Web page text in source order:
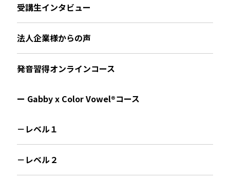
受講生インタビュー
法人企業様からの声
発音習得オンラインコース
ー Gabby x Color Vowel®︎コース
－レベル１
－レベル２